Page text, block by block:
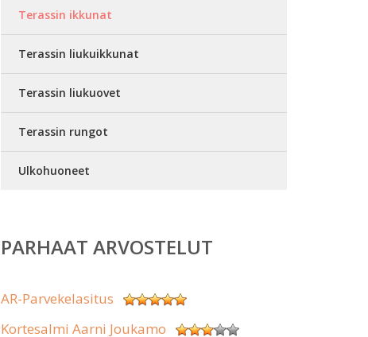
Terassin ikkunat
Terassin liukuikkunat
Terassin liukuovet
Terassin rungot
Ulkohuoneet
PARHAAT ARVOSTELUT
AR-Parvekelasitus
Kortesalmi Aarni Joukamo